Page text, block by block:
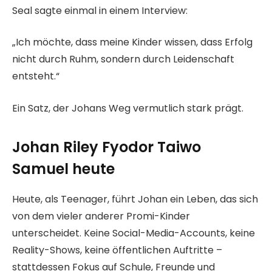
Seal sagte einmal in einem Interview:
„Ich möchte, dass meine Kinder wissen, dass Erfolg
nicht durch Ruhm, sondern durch Leidenschaft
entsteht.“
Ein Satz, der Johans Weg vermutlich stark prägt.
Johan Riley Fyodor Taiwo
Samuel heute
Heute, als Teenager, führt Johan ein Leben, das sich
von dem vieler anderer Promi-Kinder
unterscheidet. Keine Social-Media-Accounts, keine
Reality-Shows, keine öffentlichen Auftritte –
stattdessen Fokus auf Schule, Freunde und